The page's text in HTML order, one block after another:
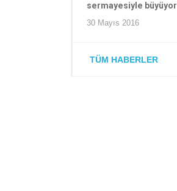
sermayesiyle büyüyor
30 Mayıs 2016
TÜM HABERLER